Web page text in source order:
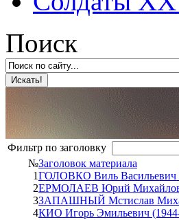
Поиск
Фильтр по заголовку
№Заголовок материала
1ГОЛОВКО Виль Васильевич
2ЕРМОЛАЕВ Юрий
3ЗАПАШНЫЙ Мстислав
4КИО Игорь Эмильевич